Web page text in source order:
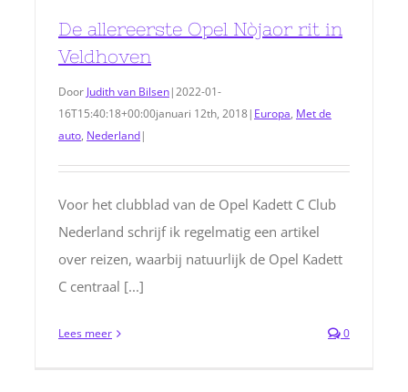
De allereerste Opel Nòjaor rit in
Veldhoven
Door Judith van Bilsen|2022-01-
16T15:40:18+00:00januari 12th, 2018| Europa, Met de
auto, Nederland|
Voor het clubblad van de Opel Kadett C Club
Nederland schrijf ik regelmatig een artikel
over reizen, waarbij natuurlijk de Opel Kadett
C centraal [...]
Lees meer 0